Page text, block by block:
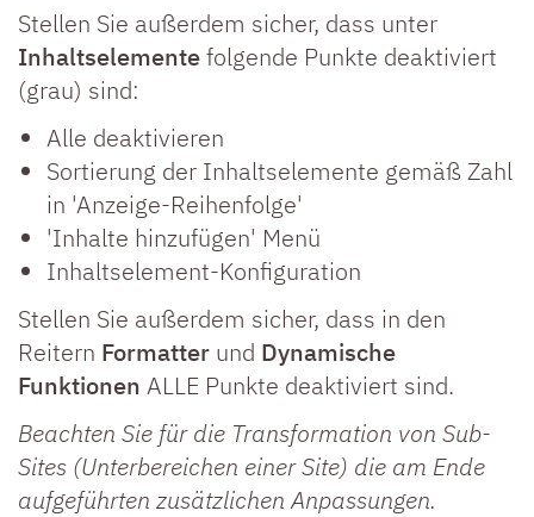
Stellen Sie außerdem sicher, dass unter
Inhaltselementefolgende Punkte deaktiviert
(grau) sind:
Alle deaktivieren
Sortierung der Inhaltselemente gemäß Zahl
in 'Anzeige-Reihenfolge'
'Inhalte hinzufügen' Menü
Inhaltselement-Konfiguration
Stellen Sie außerdem sicher, dass in den
Reitern Formatter und Dynamische
Funktionen ALLE Punkte deaktiviert sind.
Beachten Sie für die Transformation von Sub-
Sites (Unterbereichen einer Site) die am Ende
aufgeführten zusätzlichen Anpassungen.